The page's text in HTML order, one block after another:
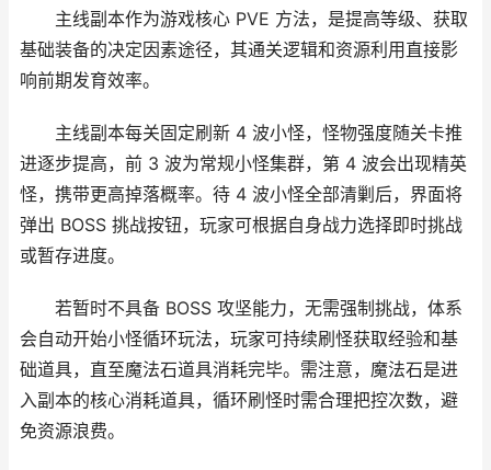
主线副本作为游戏核心 PVE 方法，是提高等级、获取
基础装备的决定因素途径，其通关逻辑和资源利用直接影
响前期发育效率。
主线副本每关固定刷新 4 波小怪，怪物强度随关卡推
进逐步提高，前 3 波为常规小怪集群，第 4 波会出现精英
怪，携带更高掉落概率。待 4 波小怪全部清剿后，界面将
弹出 BOSS 挑战按钮，玩家可根据自身战力选择即时挑战
或暂存进度。
若暂时不具备 BOSS 攻坚能力，无需强制挑战，体系
会自动开始小怪循环玩法，玩家可持续刷怪获取经验和基
础道具，直至魔法石道具消耗完毕。需注意，魔法石是进
入副本的核心消耗道具，循环刷怪时需合理把控次数，避
免资源浪费。